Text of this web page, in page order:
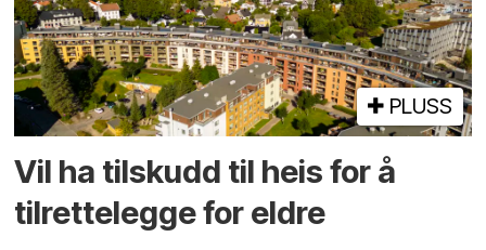
PLUSS
Vil ha tilskudd til heis for å
tilrettelegge for eldre